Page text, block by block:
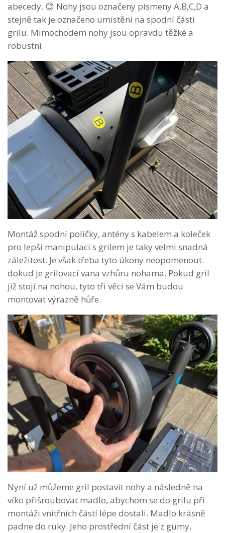
abecedy. 😊 Nohy jsou označeny písmeny A,B,C,D a
stejně tak je označeno umístění na spodní části
grilu. Mimochodem nohy jsou opravdu těžké a
robustní.
Montáž spodní poličky, antény s kabelem a koleček
pro lepší manipulaci s grilem je taky velmi snadná
záležitost. Je však třeba tyto úkony neopomenout.
dokud je grilovací vana vzhůru nohama. Pokud gril
již stojí na nohou, tyto tři věci se Vám budou
montovat výrazně hůře.
Nyní už můžeme gril postavit nohy a následně na
víko přišroubovat madlo, abychom se do grilu při
montáži vnitřních částí lépe dostali. Madlo krásně
padne do ruky. Jeho prostřední část je z gumy,